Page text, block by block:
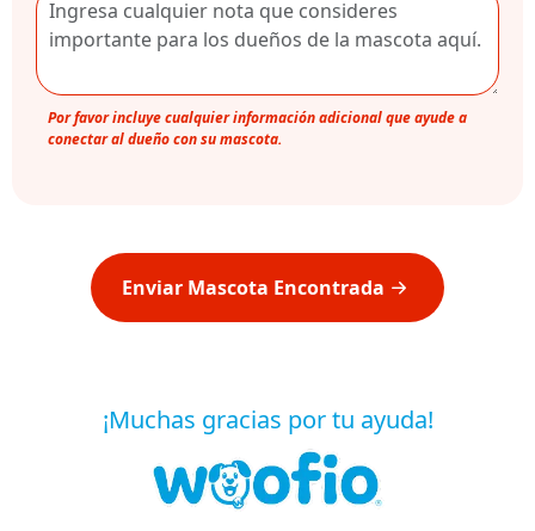
Por favor incluye cualquier información adicional que ayude a
conectar al dueño con su mascota.
Enviar Mascota Encontrada
¡Muchas gracias por tu ayuda!